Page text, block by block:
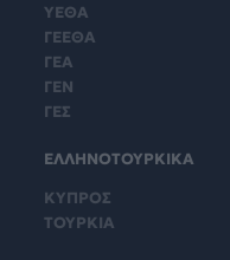
ΥΕΘΑ
ΓΕΕΘΑ
ΓΕΑ
ΓΕΝ
ΓΕΣ
ΕΛΛΗΝΟΤΟΥΡΚΙΚΑ
ΚΥΠΡΟΣ
ΤΟΥΡΚΙΑ